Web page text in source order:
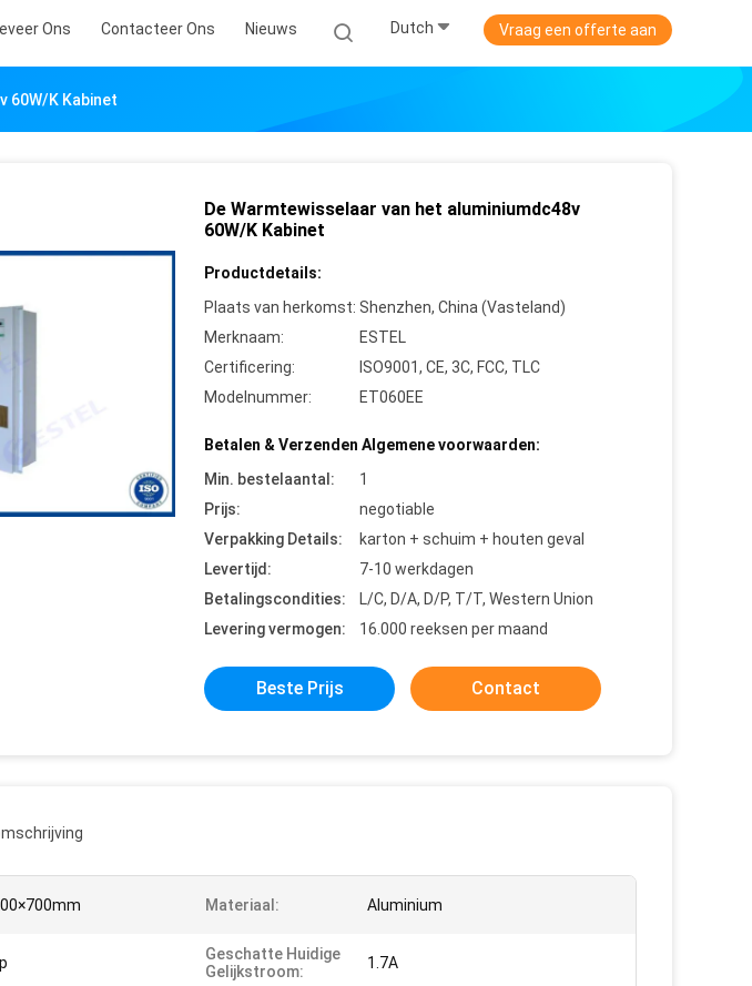
Ons Contacteer Ons Nieuws Dutch Vraag een offerte aan
60W/K Kabinet
De Warmtewisselaar van het aluminiumdc48v
60W/K Kabinet
Productdetails:
Plaats van herkomst: Shenzhen, China (Vasteland)
Merknaam:
ESTEL
Certificering:
ISO9001, CE, 3C, FCC, TLC
Modelnummer:
ET060EE
Betalen & Verzenden Algemene voorwaarden:
Min. bestelaantal:
1
Prijs:
negotiable
Verpakking Details:
karton + schuim + houten geval
Levertijd:
7-10 werkdagen
Betalingscondities:
L/C, D/A, D/P, T/T, Western Union
Levering vermogen:
16.000 reeksen per maand
Beste Prijs Contact
Materiaal: Aluminium
Geschatte Huidige
Gelijkstroom:
1.7A